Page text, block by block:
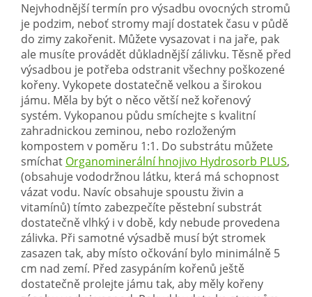
Nejvhodnější termín pro výsadbu ovocných stromů
je podzim, neboť stromy mají dostatek času v půdě
do zimy zakořenit. Můžete vysazovat i na jaře, pak
ale musíte provádět důkladnější zálivku. Těsně před
výsadbou je potřeba odstranit všechny poškozené
kořeny. Vykopete dostatečně velkou a širokou
jámu. Měla by být o něco větší než kořenový
systém. Vykopanou půdu smíchejte s kvalitní
zahradnickou zeminou, nebo rozloženým
kompostem v poměru 1:1. Do substrátu můžete
smíchat Organominerální hnojivo Hydrosorb PLUS,
(obsahuje vododržnou látku, která má schopnost
vázat vodu. Navíc obsahuje spoustu živin a
vitamínů) tímto zabezpečíte pěstební substrát
dostatečně vlhký i v době, kdy nebude provedena
zálivka. Při samotné výsadbě musí být stromek
zasazen tak, aby místo očkování bylo minimálně 5
cm nad zemí. Před zasypáním kořenů ještě
dostatečně prolejte jámu tak, aby měly kořeny